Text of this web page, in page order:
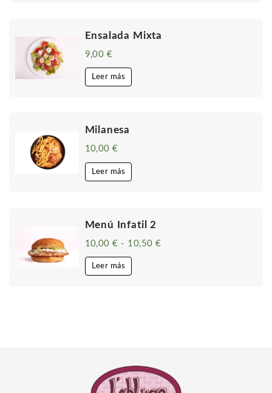
Ensalada Mixta
9,00 €
Leer más
Milanesa
10,00€
Leer más
Menú Infatil 2
10,00€ - 10,50€
Leer más